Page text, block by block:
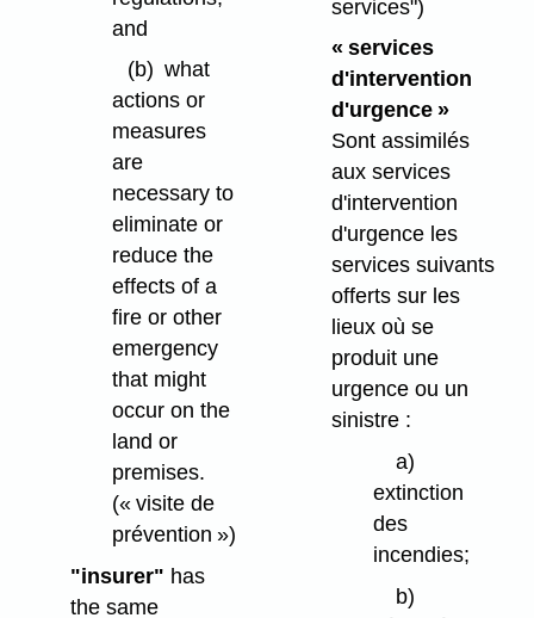
and
(b) what
actions or
measures
are
necessary to
eliminate or
reduce the
effects of a
fire or other
emergency
that might
occur on the
land or
premises.
(« visite de
prévention »)
"insurer" has
the same
services")
« services
d'intervention
d'urgence »
Sont assimilés
aux services
d'intervention
d'urgence les
services suivants
offerts sur les
lieux où se
produit une
urgence ou un
sinistre :
a)
extinction
des
incendies;
b)